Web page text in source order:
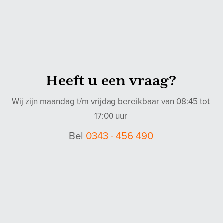
Heeft u een vraag?
Wij zijn maandag t/m vrijdag bereikbaar van 08:45 tot
17:00 uur
Bel 0343 - 456 490